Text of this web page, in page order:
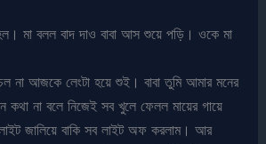
মা বলল বাদ দাও বাবা আস শুয়ে পড়ি। ওকে মা
না আজকে লেংটা হয়ে শুই। বাবা তুমি আমার মনের
না বলে নিজেই সব খুলে ফেলল মায়ের গায়ে
জালিয়ে বাকি সব লাইট অফ করলাম। আর